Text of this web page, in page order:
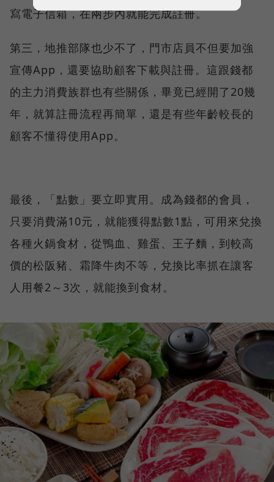
寫電子信箱，在兩步內就能完成註冊。
第三，地推部隊也少不了，門市店員不但要加強
宣傳App，還要協助顧客下載與註冊。這跟錢都
的主力消費族群也有些關係，畢竟已經開了20幾
年，就算註冊流程再簡單，還是有些年齡較長的
顧客不懂得使用App。
最後，「點數」要立即實用。成為錢都的會員，
只要消費滿10元，就能獲得點數1點，可用來兌換
各種火鍋食材，從鴨血、雞蛋、王子麵，到較高
價的松阪豬、霜降牛肉不等，兌換比率抓在讓客
人用餐2～3次，就能換到食材。